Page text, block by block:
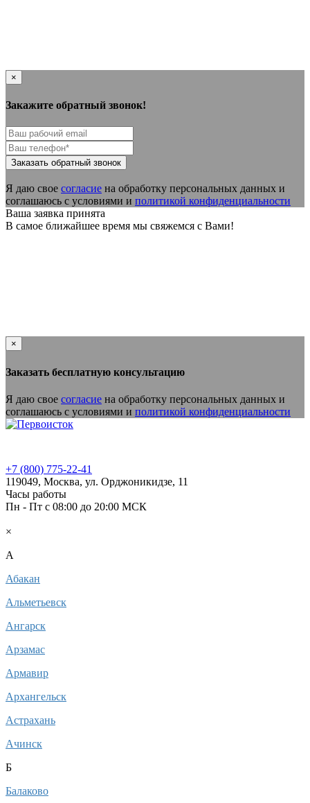
×
Закажите обратный звонок!
Я даю свое согласие на обработку персональных данных и
соглашаюсь с условиями и политикой конфиденциальности
Ваша заявка принята
В самое ближайшее время мы свяжемся с Вами!
×
Заказать бесплатную консультацию
Я даю свое согласие на обработку персональных данных и
соглашаюсь с условиями и политикой конфиденциальности
+7 (800) 775-22-41
119049, Москва, ул. Орджоникидзе, 11
Часы работы
Пн - Пт c 08:00 до 20:00 МСК
×
A
Абакан
Альметьевск
Ангарск
Арзамас
Армавир
Архангельск
Астрахань
Ачинск
Б
Балаково